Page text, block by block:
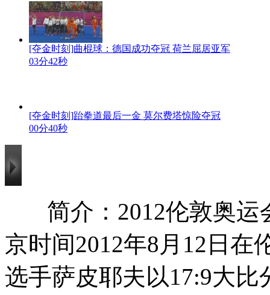
[夺金时刻]曲棍球：德国成功夺冠 荷兰屈居亚军
03分42秒
[夺金时刻]跆拳道最后一金 莫尔费塔惊险夺冠
00分40秒
简介：2012伦敦奥
京时间2012年8月12日在
选手萨皮耶夫以17:9大